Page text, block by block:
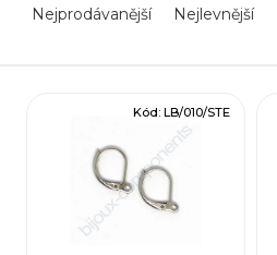
Nejprodávanější Nejlevnější
Kód: LB/010/STE